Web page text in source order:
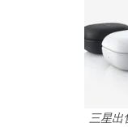
三星出